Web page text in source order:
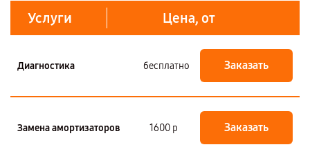
Услуги Цена, от
Диагностика бесплатно Заказать
Замена амортизаторов 1600 р Заказать